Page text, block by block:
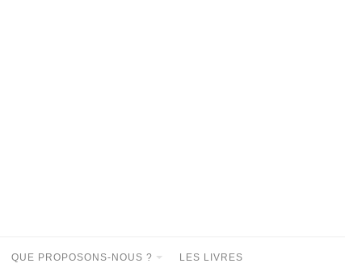
QUE PROPOSONS-NOUS ? LES LIVRES